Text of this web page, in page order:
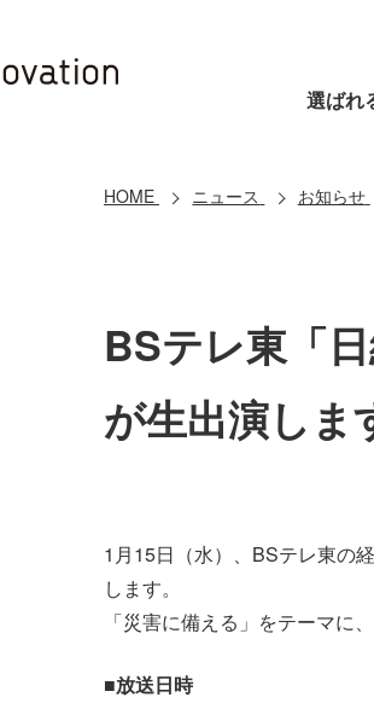
選ばれ
HOME ニュース お知らせ
BSテレ東「
が生出演しま
1月15日（水）、BSテレ東の
します。
「災害に備える」をテーマに
■放送日時